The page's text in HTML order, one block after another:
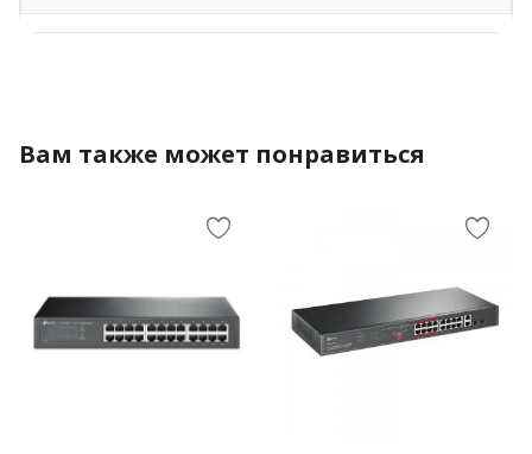
Вам также может понравиться